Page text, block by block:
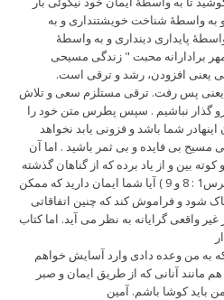
به واسطۀ شناخت خویشتنداری و به
پایداری دینداری و به واسطۀ
برادارانه محبت " زندگی مسیحی
یعنی افزودن، رشد و ترقی است.
یعنی پس رفت. ترقی مستلزم سعی و تلاش
گذار نباشیم . سپس پطرس متن خود را
شما باشد و فزونی یابد نخواهد
بی فایده و بی ثمر باشید . اما آن
بین و از یاد برده که از گناهان گذشته
خویش پاک شده است . " ( دوم پطرس1 : 8 و 9 ) آیا شما ایمان دارید که ممکن
شود و فراموش کند که چنین اتفاقاتی
واقعی گرایانه به نظر می آید. اما کتاب
به من وعده دادی وارد آسایش خواهم
مانند آنانی که از طریق ایمان و صبر
باید کوشا باشم. آمین